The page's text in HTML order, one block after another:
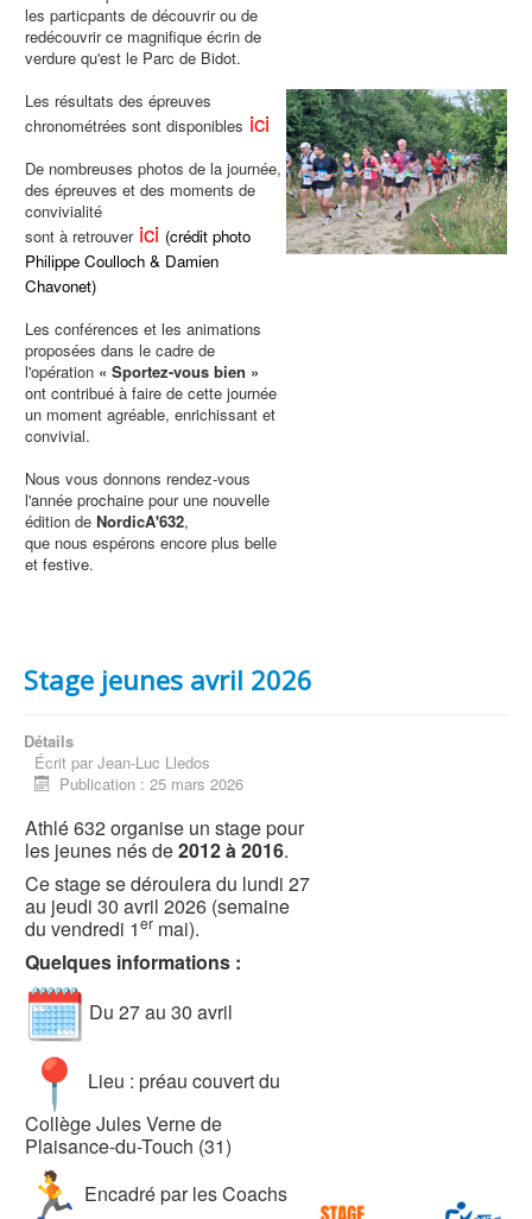
les particpants de découvrir ou de
redécouvrir ce magnifique écrin de
verdure qu'est le Parc de Bidot.
Les résultats des épreuves
chronométrées sont disponibles ici
De nombreuses photos de la journée,
des épreuves et des moments de
convivialité
sont à retrouver ici (crédit photo
Philippe Coulloch & Damien
Chavonet)
Les conférences et les animations
proposées dans le cadre de
l'opération « Sportez-vous bien »
ont contribué à faire de cette journée
un moment agréable, enrichissant et
convivial.
Nous vous donnons rendez-vous
l'année prochaine pour une nouvelle
édition de NordicA'632,
que nous espérons encore plus belle
et festive.
Stage jeunes avril 2026
Détails
Écrit par Jean-Luc Lledos
Publication : 25 mars 2026
Athlé 632 organise un stage pour
les jeunes nés de2012 à 2016.
Ce stage se déroulera du lundi 27
au jeudi 30 avril 2026 (semaine
du vendredi 1er mai).
Quelques informations :
Du 27 au 30 avril
Lieu : préau couvert du
Collège Jules Verne de
Plaisance-du-Touch (31)
‍ Encadré par les Coachs